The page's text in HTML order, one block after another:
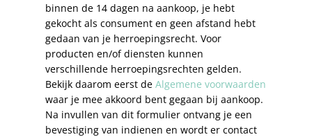
binnen de 14 dagen na aankoop, je hebt
gekocht als consument en geen afstand hebt
gedaan van je herroepingsrecht. Voor
producten en/of diensten kunnen
verschillende herroepingsrechten gelden.
Bekijk daarom eerst de Algemene voorwaarden
waar je mee akkoord bent gegaan bij aankoop.
Na invullen van dit formulier ontvang je een
bevestiging van indienen en wordt er contact